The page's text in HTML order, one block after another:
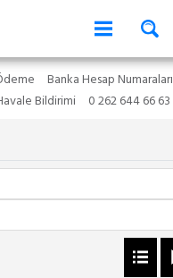
Banka Hesap Numaraları
Bildirimi 0 262 644 66 63